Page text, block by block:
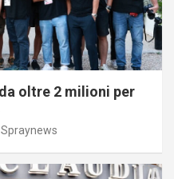
oltre 2 milioni per